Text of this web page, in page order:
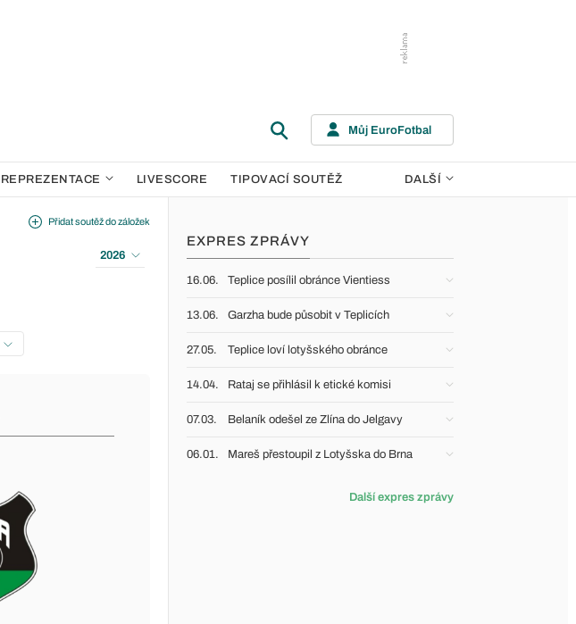
Můj EuroFotbal
REPREZENTACE LIVESCORE TIPOVACÍ SOUTĚŽ DALŠÍ
Přidat soutěž do záložek
2026
EXPRES ZPRÁVY
16.06. Teplice posílil obránce Vientiess
13.06. Garzha bude působit v Teplicích
27.05. Teplice loví lotyšského obránce
14.04. Rataj se přihlásil k etické komisi
07.03. Belaník odešel ze Zlína do Jelgavy
06.01. Mareš přestoupil z Lotyšska do Brna
Další expres zprávy